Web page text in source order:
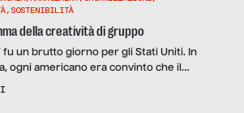
, SOSTENIBILITÀ
della creatività di gruppo
fu un brutto giorno per gli Stati Uniti. In
ogni americano era convinto che il
superiore, in misura schiacciante, rispetto